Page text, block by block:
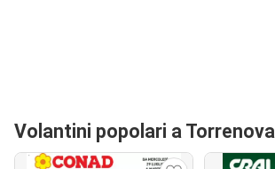
Volantini popolari a Torrenova